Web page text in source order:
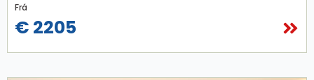
Frá
€ 2205